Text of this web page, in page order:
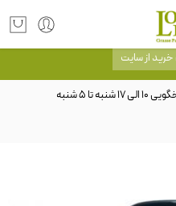
شیشه و بسته بندی خود شرکت لانگ لایف
توانید شیشه و بسته بندی را ملاحظه
از سایت